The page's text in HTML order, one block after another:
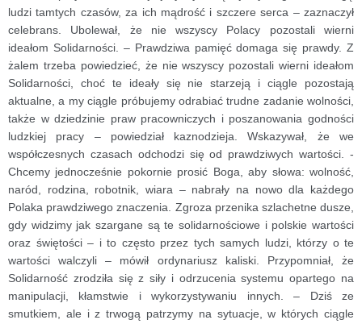
ludzi tamtych czasów, za ich mądrość i szczere serca – zaznaczył
celebrans. Ubolewał, że nie wszyscy Polacy pozostali wierni
ideałom Solidarności. – Prawdziwa pamięć domaga się prawdy. Z
żalem trzeba powiedzieć, że nie wszyscy pozostali wierni ideałom
Solidarności, choć te ideały się nie starzeją i ciągle pozostają
aktualne, a my ciągle próbujemy odrabiać trudne zadanie wolności,
także w dziedzinie praw pracowniczych i poszanowania godności
ludzkiej pracy – powiedział kaznodzieja.
Wskazywał, że we
współczesnych czasach odchodzi się od prawdziwych wartości. -
Chcemy jednocześnie pokornie prosić Boga, aby słowa: wolność,
naród, rodzina, robotnik, wiara – nabrały na nowo dla każdego
Polaka prawdziwego znaczenia. Zgroza przenika szlachetne dusze,
gdy widzimy jak szargane są te solidarnościowe i polskie wartości
oraz świętości – i to często przez tych samych ludzi, którzy o te
wartości walczyli – mówił ordynariusz kaliski.
Przypomniał, że
Solidarność zrodziła się z siły i odrzucenia systemu opartego na
manipulacji, kłamstwie i wykorzystywaniu innych. – Dziś ze
smutkiem, ale i z trwogą patrzymy na sytuacje, w których ciągle